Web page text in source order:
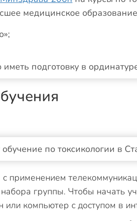
медицинское
подготовку в
по токсикологии в
применением
группы. Чтобы начать
или компьютер с доступом в